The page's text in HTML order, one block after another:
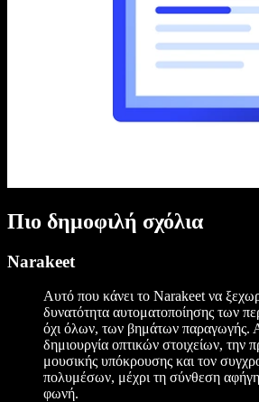
Πιο δημοφιλή σχόλια
Narakeet
Αυτό που κάνει το Narakeet να
δυνατότητα αυτοματοποίησης των
όχι όλων, των βημάτων παραγωγής.
δημιουργία οπτικών στοιχείων, την
μουσικής υπόκρουσης και τον
πολυμέσων, μέχρι τη σύνθεση
φωνή.